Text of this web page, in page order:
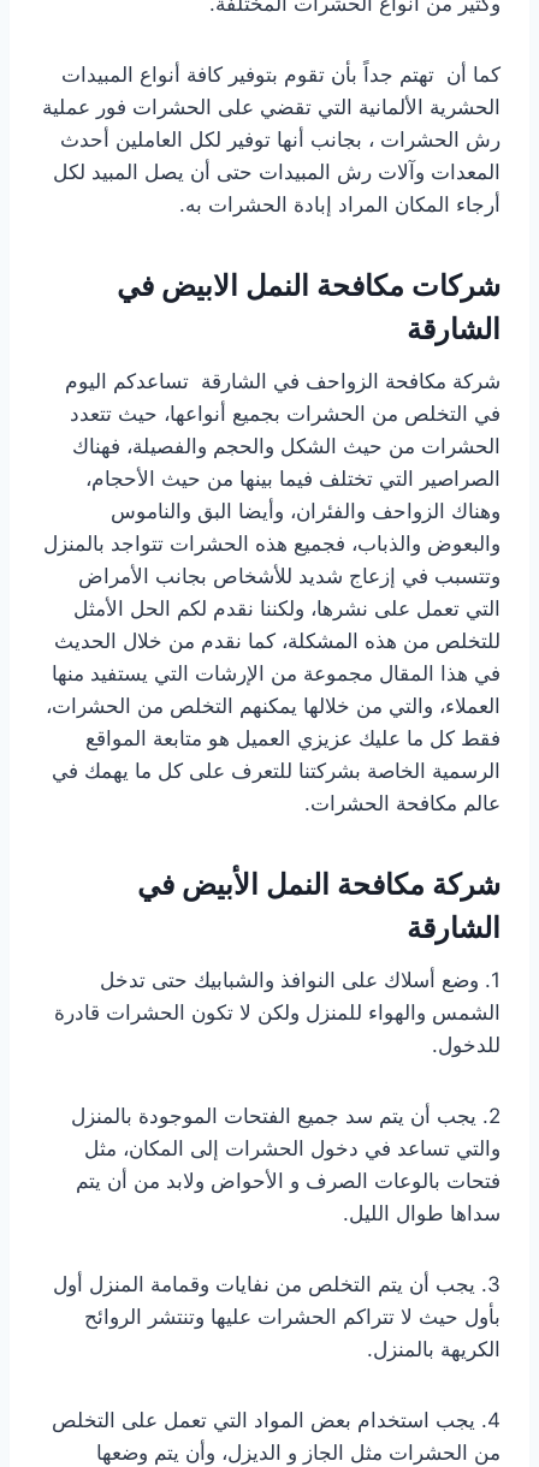
كما أن تهتم جداً بأن تقوم بتوفير كافة أنواع المبيدات
الحشرية الألمانية التي تقضي على الحشرات فور عملية
رش الحشرات ، بجانب أنها توفير لكل العاملين أحدث
المعدات وآلات رش المبيدات حتى أن يصل المبيد لكل
أرجاء المكان المراد إبادة الحشرات به.
شركات مكافحة النمل الابيض في
الشارقة
شركة مكافحة الزواحف في الشارقة تساعدكم اليوم
في التخلص من الحشرات بجميع أنواعها، حيث تتعدد
الحشرات من حيث الشكل والحجم والفصيلة، فهناك
الصراصير التي تختلف فيما بينها من حيث الأحجام،
وهناك الزواحف والفئران، وأيضا البق والناموس
والبعوض والذباب، فجميع هذه الحشرات تتواجد بالمنزل
وتتسبب في إزعاج شديد للأشخاص بجانب الأمراض
التي تعمل على نشرها، ولكننا نقدم لكم الحل الأمثل
للتخلص من هذه المشكلة، كما نقدم من خلال الحديث
في هذا المقال مجموعة من الإرشات التي يستفيد منها
العملاء، والتي من خلالها يمكنهم التخلص من الحشرات،
فقط كل ما عليك عزيزي العميل هو متابعة المواقع
الرسمية الخاصة بشركتنا للتعرف على كل ما يهمك في
عالم مكافحة الحشرات.
شركة مكافحة النمل الأبيض في
الشارقة
1. وضع أسلاك على النوافذ والشبابيك حتى تدخل
الشمس والهواء للمنزل ولكن لا تكون الحشرات قادرة
للدخول.
2. يجب أن يتم سد جميع الفتحات الموجودة بالمنزل
والتي تساعد في دخول الحشرات إلى المكان، مثل
فتحات بالوعات الصرف و الأحواض ولابد من أن يتم
سداها طوال الليل.
3. يجب أن يتم التخلص من نفايات وقمامة المنزل أول
بأول حيث لا تتراكم الحشرات عليها وتنتشر الروائح
الكريهة بالمنزل.
4. يجب استخدام بعض المواد التي تعمل على التخلص
من الحشرات مثل الجاز و الديزل، وأن يتم وضعها